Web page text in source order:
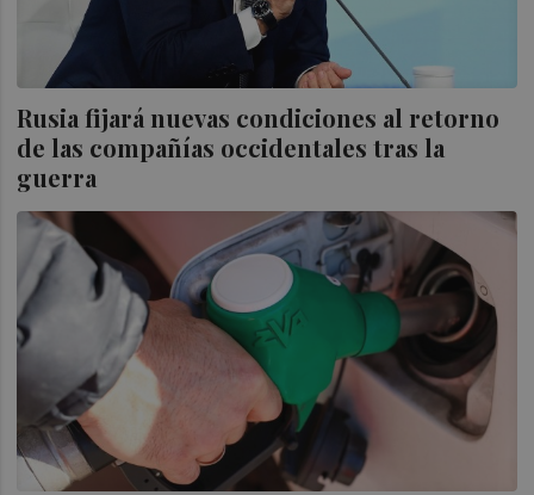
Rusia fijará nuevas condiciones al retorno
de las compañías occidentales tras la
guerra